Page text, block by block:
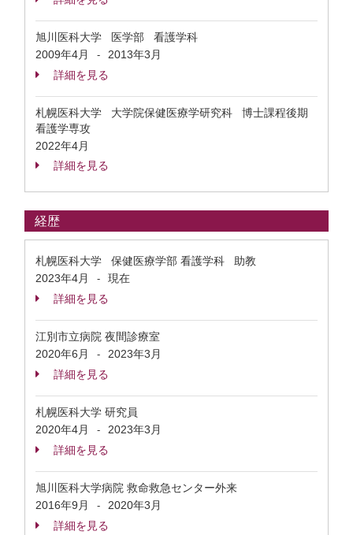
旭川医科大学 医学部 看護学科
2009年4月
-
2013年3月
詳細を見る
札幌医科大学 大学院保健医療学研究科 博士課程後期
看護学専攻
2022年4月
詳細を見る
経歴
札幌医科大学 保健医療学部 看護学科 助教
2023年4月
-
現在
詳細を見る
江別市立病院 夜間診療室
2020年6月
-
2023年3月
詳細を見る
札幌医科大学 研究員
2020年4月
-
2023年3月
詳細を見る
旭川医科大学病院 救命救急センター外来
2016年9月
-
2020年3月
詳細を見る